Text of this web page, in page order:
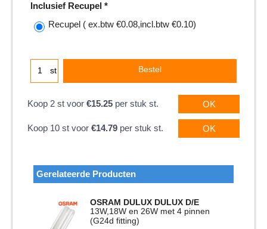
Inclusief Recupel *
Recupel ( ex.btw €0.08,incl.btw €0.10)
st Bestel
Koop 2 st voor €15.25 per stuk st. OK
Koop 10 st voor €14.79 per stuk st. OK
Gerelateerde Producten
OSRAM DULUX DULUX D/E
13W,18W en 26W met 4 pinnen
(G24d fitting)